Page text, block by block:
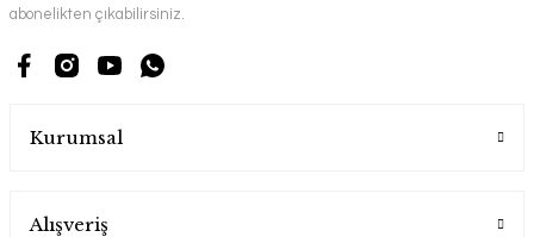
abonelikten çıkabilirsiniz.
Kurumsal
Alışveriş